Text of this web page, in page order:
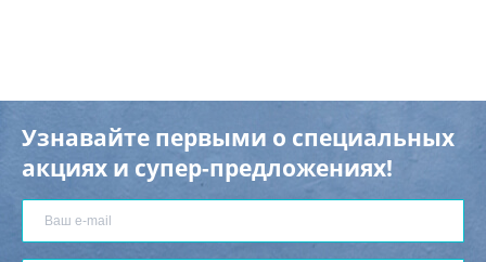
Узнавайте первыми о специальных
акциях и супер-предложениях!